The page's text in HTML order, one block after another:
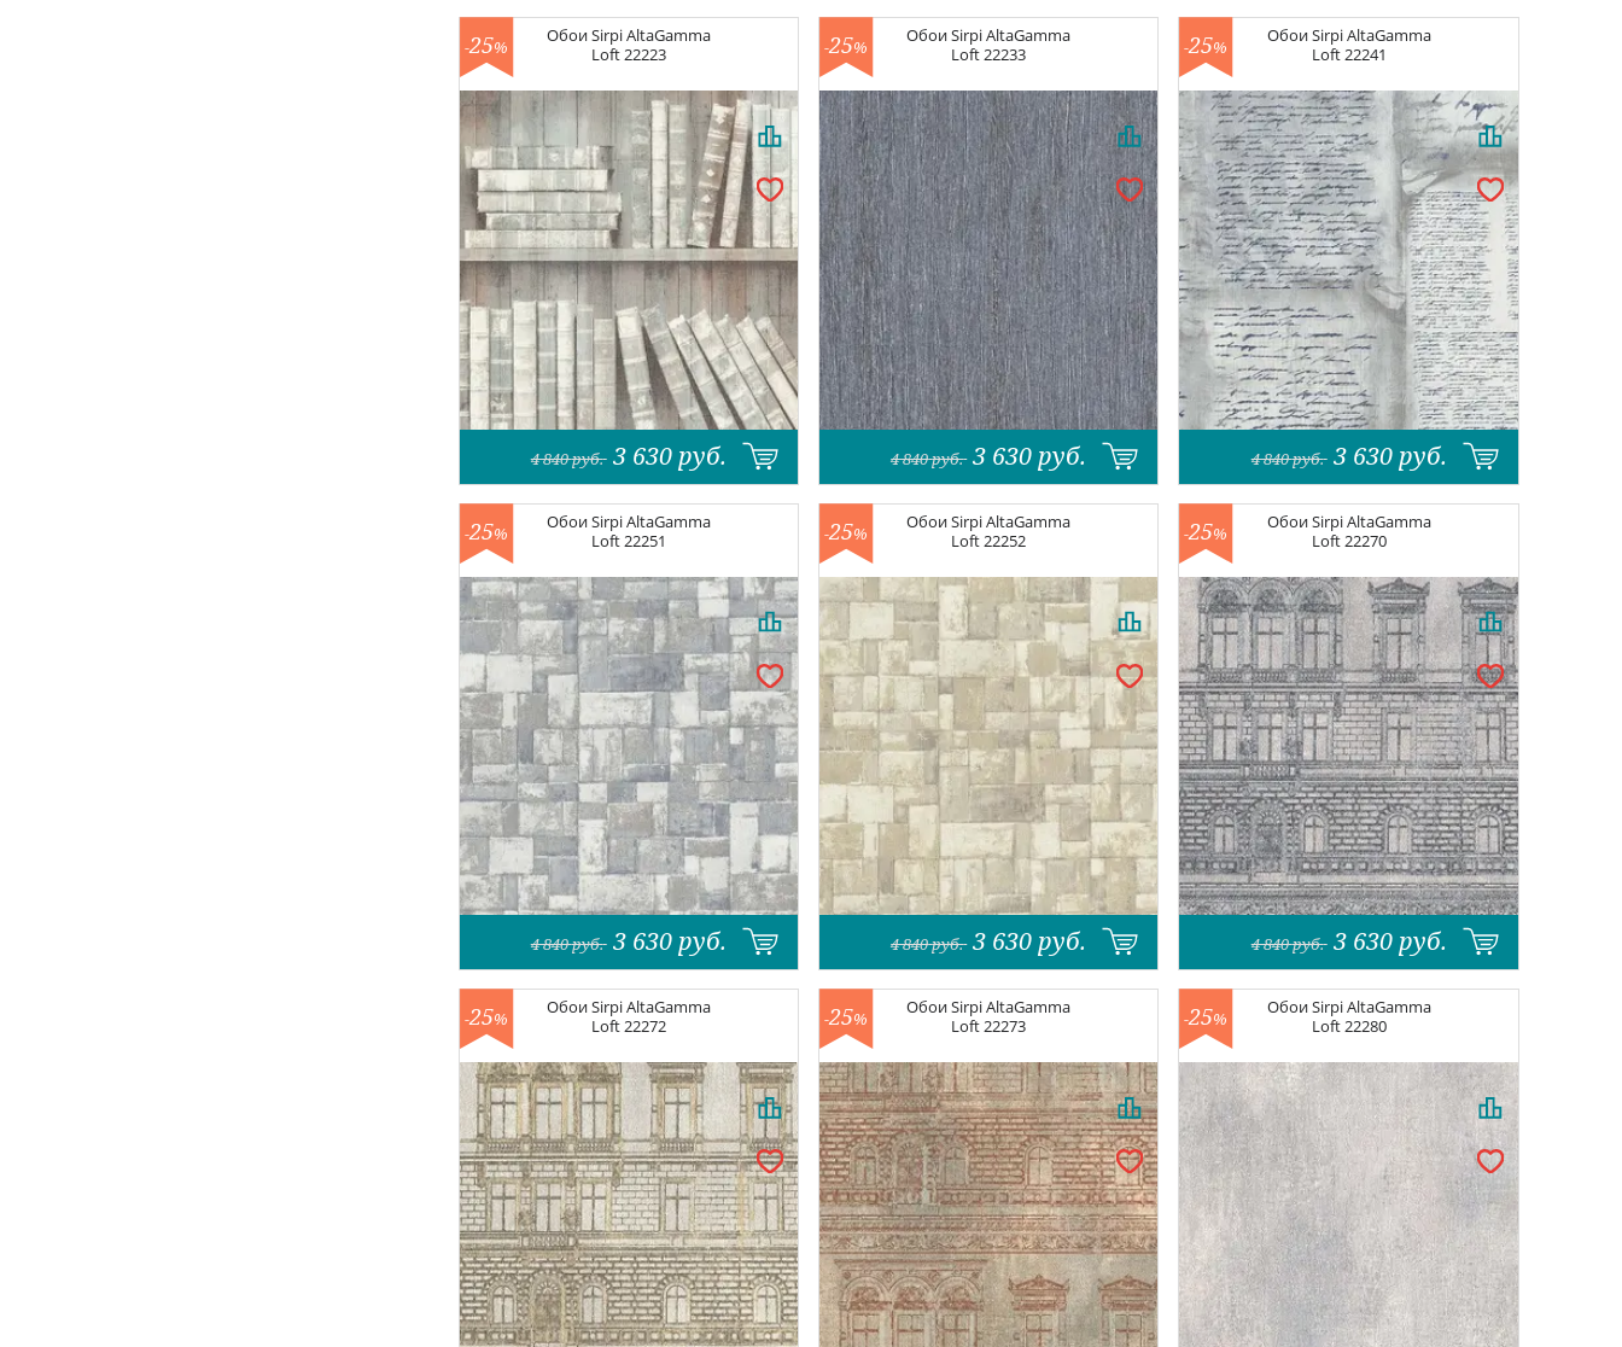
ОбоиSirpi AltaGamma
Loft22223
-25%
4 840руб. 3 630 руб.
ОбоиSirpi AltaGamma
Loft22233
-25%
4 840руб. 3 630 руб.
ОбоиSirpi AltaGamma
Loft22241
-25%
4 840руб. 3 630 руб.
ОбоиSirpi AltaGamma
Loft22251
-25%
4 840руб. 3 630 руб.
ОбоиSirpi AltaGamma
Loft22252
-25%
4 840руб. 3 630 руб.
ОбоиSirpi AltaGamma
Loft22270
-25%
4 840руб. 3 630 руб.
ОбоиSirpi AltaGamma
Loft22272
-25%
ОбоиSirpi AltaGamma
Loft22273
-25%
ОбоиSirpi AltaGamma
Loft22280
-25%